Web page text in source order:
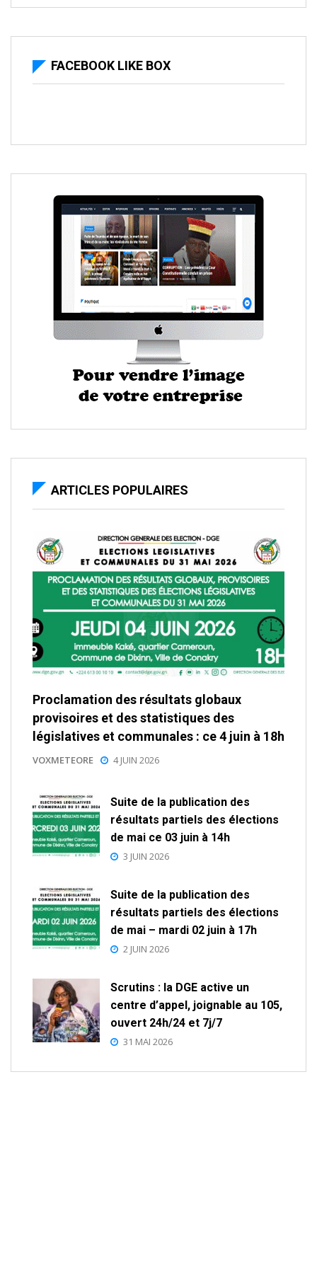
FACEBOOK LIKE BOX
ARTICLES POPULAIRES
Proclamation des résultats globaux
provisoires et des statistiques des
législatives et communales : ce 4 juin à 18h
VOXMETEORE 4 JUIN 2026
Suite de la publication des
résultats partiels des élections
de mai ce 03 juin à 14h
3 JUIN 2026
Suite de la publication des
résultats partiels des élections
de mai – mardi 02 juin à 17h
2 JUIN 2026
Scrutins : la DGE active un
centre d’appel, joignable au 105,
ouvert 24h/24 et 7j/7
31 MAI 2026